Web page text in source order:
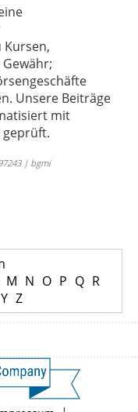
Kursen,
Unsere Beiträge
mit
| bgmi
M N O P Q R
Y Z